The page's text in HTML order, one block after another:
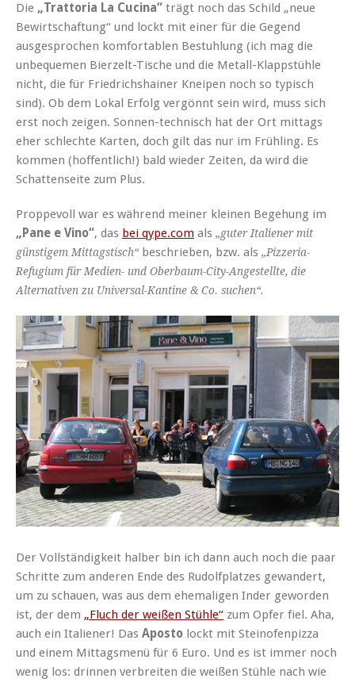
Die „Trattoria La Cucina“ trägt noch das Schild „neue
Bewirtschaftung“ und lockt mit einer für die Gegend
ausgesprochen komfortablen Bestuhlung (ich mag die
unbequemen Bierzelt-Tische und die Metall-Klappstühle
nicht, die für Friedrichshainer Kneipen noch so typisch
sind). Ob dem Lokal Erfolg vergönnt sein wird, muss sich
erst noch zeigen. Sonnen-technisch hat der Ort mittags
eher schlechte Karten, doch gilt das nur im Frühling. Es
kommen (hoffentlich!) bald wieder Zeiten, da wird die
Schattenseite zum Plus.
Proppevoll war es während meiner kleinen Begehung im
„Pane e Vino“, das bei qype.com als „guter Italiener mit
günstigem Mittagstisch“beschrieben, bzw. als „Pizzeria-
Refugium für Medien- und Oberbaum-City-Angestellte, die
Alternativen zu Universal-Kantine & Co. suchen“.
Der Vollständigkeit halber bin ich dann auch noch die paar
Schritte zum anderen Ende des Rudolfplatzes gewandert,
um zu schauen, was aus dem ehemaligen Inder geworden
ist, der dem „Fluch der weißen Stühle“ zum Opfer fiel. Aha,
auch ein Italiener! Das Aposto lockt mit Steinofenpizza
und einem Mittagsmenü für 6 Euro. Und es ist immer noch
wenig los: drinnen verbreiten die weißen Stühle nach wie